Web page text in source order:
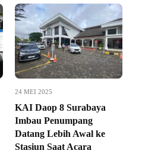
24 MEI 2025
KAI Daop 8 Surabaya
Imbau Penumpang
Datang Lebih Awal ke
Stasiun Saat Acara